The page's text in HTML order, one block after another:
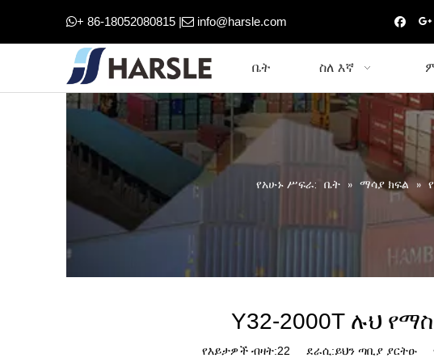
+ 86-18052080815 | info@harsle.com
ቤት ስለ እኛ
የአሁኑ ሥፍራ: ቤት » ማሳያ ክፍል »
Y32-2000T ሉህ
የእይታዎች ብዛት:22 ደራሲ:ይህን ጣቢያ ያርትዑ